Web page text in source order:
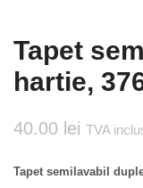
Tapet
hartie,
40.00 lei TVA
Tapet semilavabil